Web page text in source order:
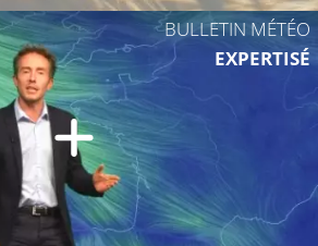
31°C
BULLETIN MÉTÉO
EXPERTISÉ